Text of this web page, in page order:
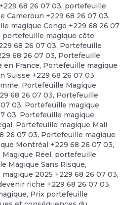
68 26 07 03, portefeuille
Cameroun +229 68 26 07 03,
magique Congo +229 68 26 07
portefeuille magique côte
68 26 07 03, Portefeuille
68 26 07 03, Portefeuille
en France, Portefeuille magique
Suisse +229 68 26 07 03,
, Portefeuille Magique
68 26 07 03, Portefeuille
03, Portefeuille magique
03, Portefeuille magique
, Portefeuille magique Mali
26 07 03, Portefeuille magique
Montréal +229 68 26 07 03,
Réel, portefeuille
Magique Sans Risque,
2025 +229 68 26 07 03,
riche +229 68 26 07 03,
, Prix portefeuille